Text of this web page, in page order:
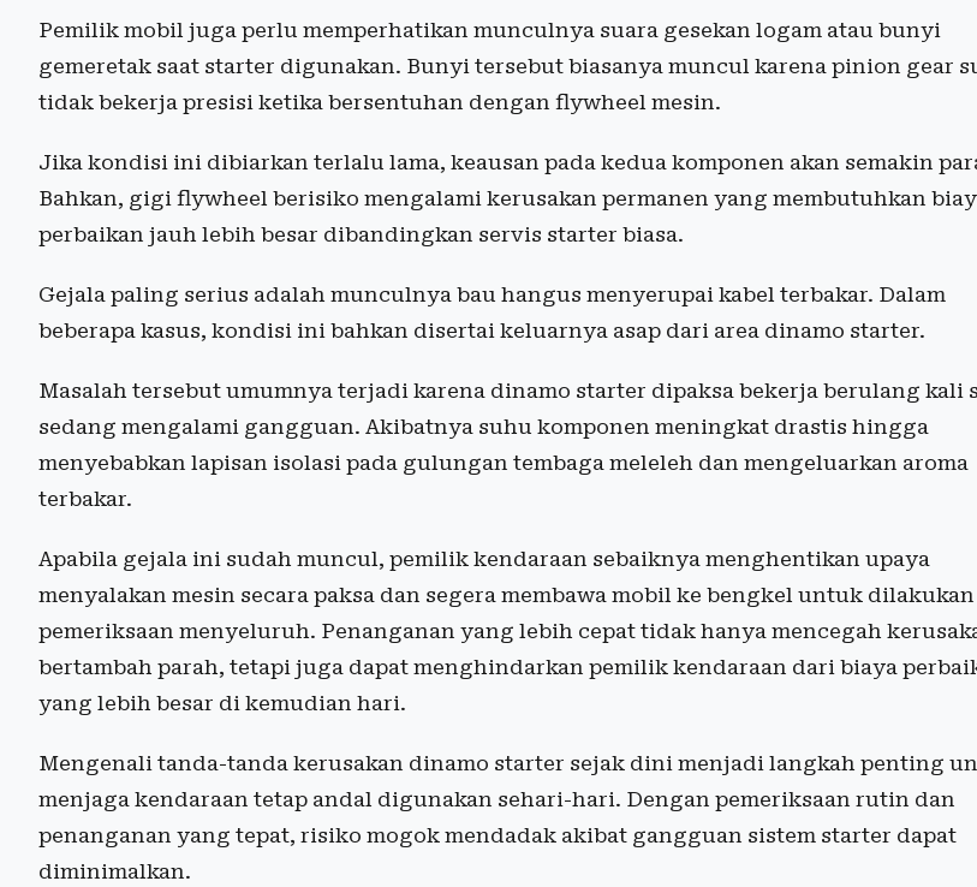
Pemilik mobil juga perlu memperhatikan munculnya suara gesekan logam atau bunyi
gemeretak saat starter digunakan. Bunyi tersebut biasanya muncul karena pinion gear
tidak bekerja presisi ketika bersentuhan dengan flywheel mesin.
Jika kondisi ini dibiarkan terlalu lama, keausan pada kedua komponen akan semakin
Bahkan, gigi flywheel berisiko mengalami kerusakan permanen yang membutuhkan
perbaikan jauh lebih besar dibandingkan servis starter biasa.
Gejala paling serius adalah munculnya bau hangus menyerupai kabel terbakar. Dalam
beberapa kasus, kondisi ini bahkan disertai keluarnya asap dari area dinamo starter.
Masalah tersebut umumnya terjadi karena dinamo starter dipaksa bekerja berulang kali
sedang mengalami gangguan. Akibatnya suhu komponen meningkat drastis hingga
menyebabkan lapisan isolasi pada gulungan tembaga meleleh dan mengeluarkan aroma
terbakar.
Apabila gejala ini sudah muncul, pemilik kendaraan sebaiknya menghentikan upaya
menyalakan mesin secara paksa dan segera membawa mobil ke bengkel untuk dilakukan
pemeriksaan menyeluruh. Penanganan yang lebih cepat tidak hanya mencegah
bertambah parah, tetapi juga dapat menghindarkan pemilik kendaraan dari biaya
yang lebih besar di kemudian hari.
Mengenali tanda-tanda kerusakan dinamo starter sejak dini menjadi langkah penting
menjaga kendaraan tetap andal digunakan sehari-hari. Dengan pemeriksaan rutin dan
penanganan yang tepat, risiko mogok mendadak akibat gangguan sistem starter dapat
diminimalkan.